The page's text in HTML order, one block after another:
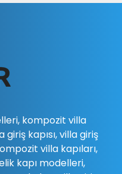
kompozit villa
giriş kapısı, villa giriş
villa kapıları,
kapı modelleri,